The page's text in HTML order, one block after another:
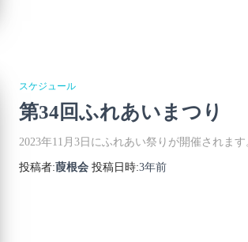
スケジュール
第34回ふれあいまつり
2023年11月3日にふれあい祭りが開催されます
投稿者:葭根会投稿日時:3年前